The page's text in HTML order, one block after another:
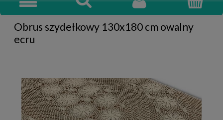
Obrus szydełkowy 130x180 cm owalny
ecru